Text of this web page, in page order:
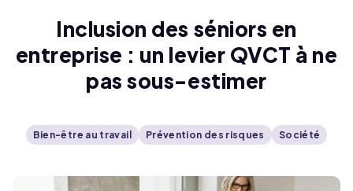
Inclusion des séniors en
entreprise : un levier QVCT à ne
pas sous-estimer
Bien-être au travail Prévention des risques Société